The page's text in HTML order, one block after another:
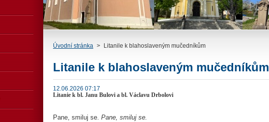
Úvodní stránka > Litanile k blahoslaveným mučedníkům
Litanile k blahoslaveným mučedníkům
12.06.2026 07:17
Litanie k bl. Janu Bulovi a bl. Václavu Drbolovi
Pane, smiluj se. Pane, smiluj se.